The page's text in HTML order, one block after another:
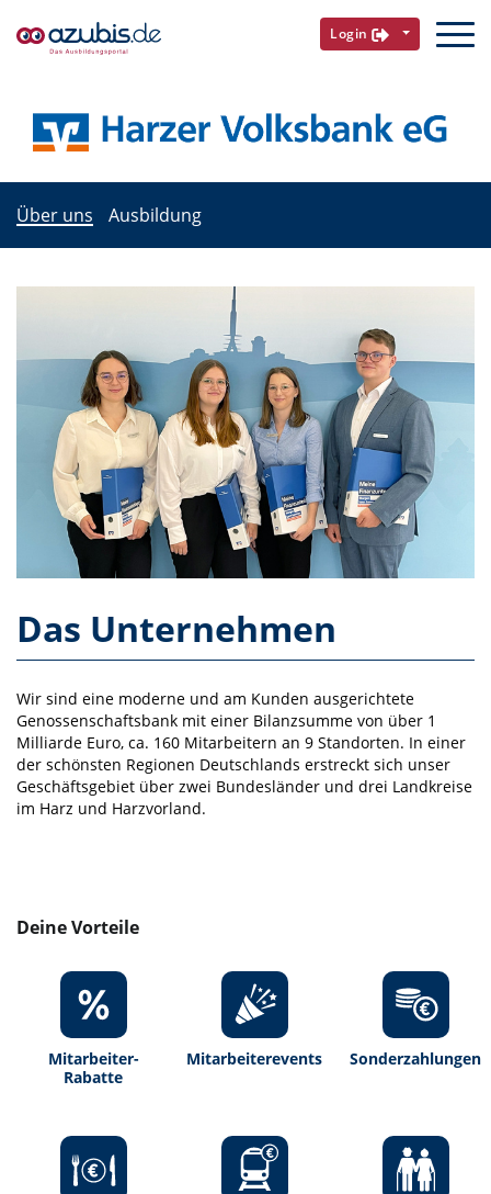
Login
Über uns Ausbildung
Das Unternehmen
Wir sind eine moderne und am Kunden ausgerichtete
Genossenschaftsbank mit einer Bilanzsumme von über 1
Milliarde Euro, ca. 160 Mitarbeitern an 9 Standorten. In einer
der schönsten Regionen Deutschlands erstreckt sich unser
Geschäftsgebiet über zwei Bundesländer und drei Landkreise
im Harz und Harzvorland.
Deine Vorteile
Mitarbeiter-
Rabatte
Mitarbeiterevents Sonderzahlungen